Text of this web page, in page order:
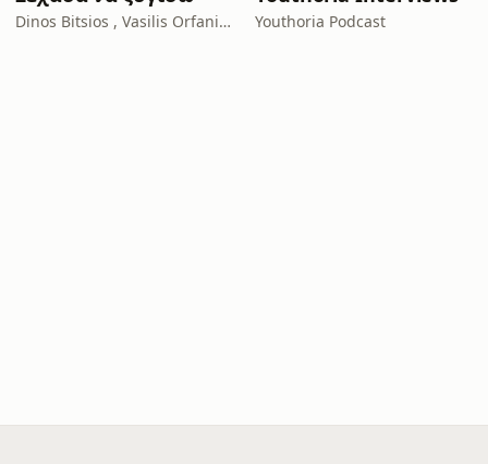
Dinos Bitsios , Vasilis Orfanidis Youthoria Podcast